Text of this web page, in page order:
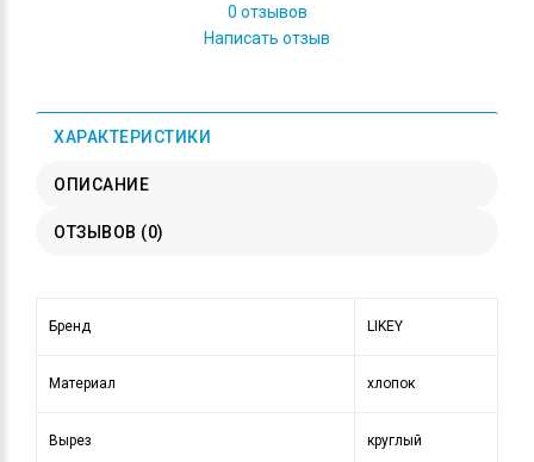
0 отзывов
Написать отзыв
ХАРАКТЕРИСТИКИ
ОПИСАНИЕ
ОТЗЫВОВ (0)
Бренд LIKEY
Материал хлопок
Вырез круглый